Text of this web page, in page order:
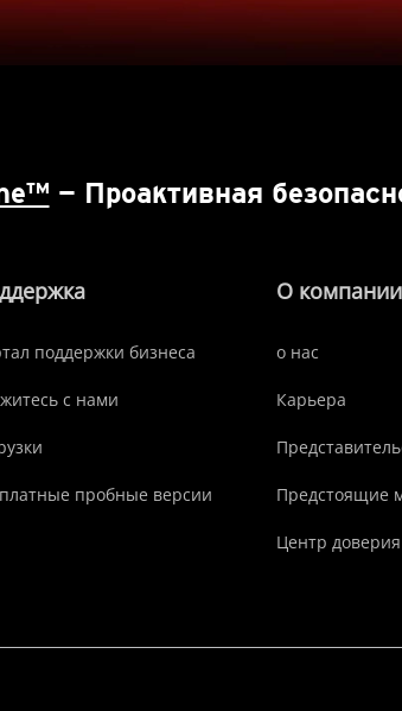
— Проактивная
поддержки бизнеса
с нами
пробные версии
О
о нас
Карьера
Предстоящие
Центр доверия